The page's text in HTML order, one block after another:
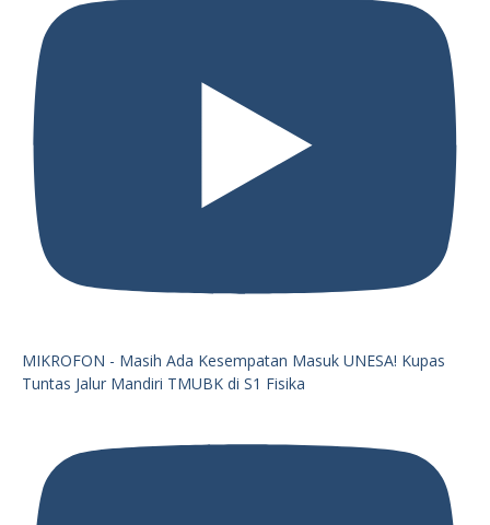
MIKROFON - Masih Ada Kesempatan Masuk UNESA! Kupas
Tuntas Jalur Mandiri TMUBK di S1 Fisika